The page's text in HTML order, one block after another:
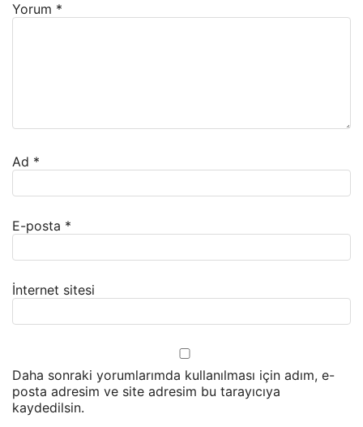
Yorum *
Ad *
E-posta *
İnternet sitesi
Daha sonraki yorumlarımda kullanılması için adım, e-
posta adresim ve site adresim bu tarayıcıya
kaydedilsin.